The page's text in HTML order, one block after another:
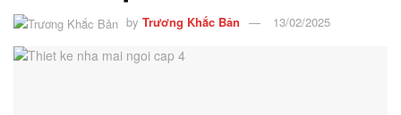
by Trương Khắc Bản 13/02/2025